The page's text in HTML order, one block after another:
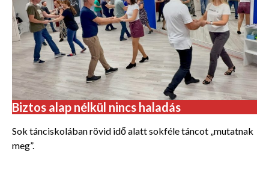
Biztos alap nélkül nincs haladás
Sok tánciskolában rövid idő alatt sokféle táncot „mutatnak
meg”.